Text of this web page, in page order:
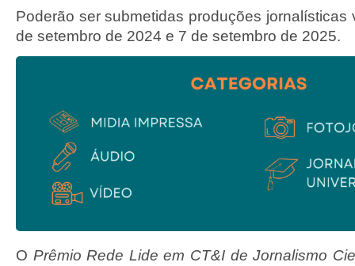
Poderão ser submetidas produções jornalísticas
de setembro de 2024 e 7 de setembro de 2025.
O Prêmio Rede Lide em CT&I de Jornalismo